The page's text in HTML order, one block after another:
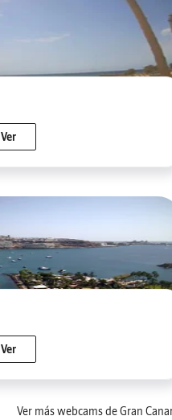
Ver
Ver
Ver más webcams de Gran